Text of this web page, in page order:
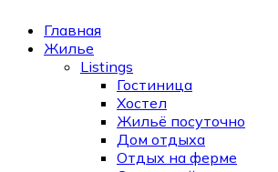
Главная
Жилье
Listings
Гостиница
Хостел
Жильё посуточно
Дом отдыха
Отдых на ферме